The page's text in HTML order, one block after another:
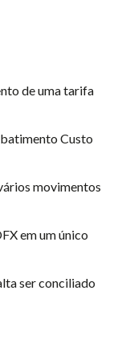
de uma tarifa
Custo
movimentos
em um único
ser conciliado